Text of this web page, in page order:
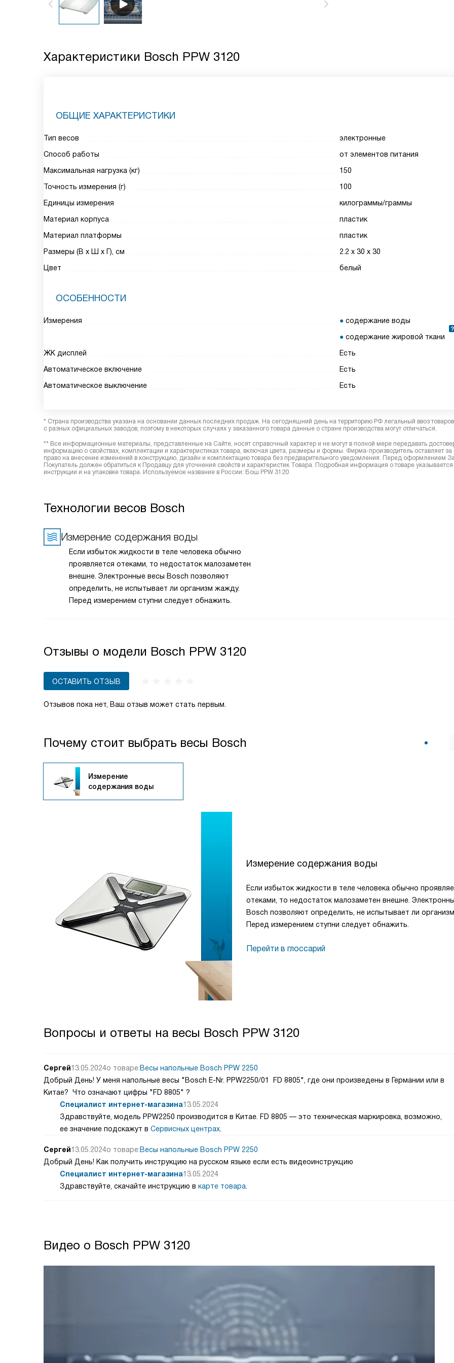
Характеристики Bosch PPW 3120
ОБЩИЕ ХАРАКТЕРИСТИКИ
Тип весов
электронные
Способ работы
от элементов питания
Максимальная нагрузка (кг)
150
Точность измерения (г)
100
Единицы измерения
килограммы/граммы
Материал корпуса
пластик
Материал платформы
пластик
Размеры (В х Ш х Г), см
2.2 x 30 x 30
Цвет
белый
ОСОБЕННОСТИ
Измерения
содержание воды
содержание жировой ткани
ЖК дисплей
Есть
Автоматическое включение
Есть
Автоматическое выключение
Есть
* Страна производства указана на основании данных последних продаж. На сегодняшний день на территорию РФ легальный ввоз
с разных официальных заводов, поэтому в некоторых случаях у заказанного товара данные о стране производства могут отличаться.
** Все информационные материалы, представленные на Сайте, носят справочный характер и не могут в полной мере передавать
информацию о свойствах, комплектации и характеристиках товара, включая цвета, размеры и формы. Фирма-производитель оставляет за
право на внесение изменений в конструкцию, дизайн и комплектацию товара без предварительного уведомления. Перед оформлением
Покупатель должен обратиться к Продавцу для уточнения свойств и характеристик Товара. Подробная информация о товаре указывается
инструкции и на упаковке товара. Используемое название в России: Бош PPW 3120
Технологии весов Bosch
Измерение содержания воды
Если избыток жидкости в теле человека обычно
проявляется отеками, то недостаток малозаметен
внешне. Электронные весы Bosch позволяют
определить, не испытывает ли организм жажду.
Перед измерением ступни следует обнажить.
Отзывы о модели Bosch PPW 3120
ОСТАВИТЬ ОТЗЫВ
Отзывов пока нет, Ваш отзыв может стать первым.
Почему стоит выбрать весы Bosch
Измерение
содержания воды
Измерение содержания воды
Если избыток жидкости в теле человека обычно
отеками, то недостаток малозаметен внешне.
Bosch позволяют определить, не испытывает ли
Перед измерением ступни следует обнажить.
Перейти в глоссарий
Вопросы и ответы на весы Bosch PPW 3120
Сергей13.05.2024о товаре:Весы напольные Bosch PPW 2250
Добрый День! У меня напольные весы "Bosch E-Nr. PPW2250/01 FD 8805", где они произведены в Германии или в
Китае? Что означают цифры "FD 8805" ?
Специалист интернет-магазина13.05.2024
Здравствуйте, модель PPW2250 производится в Китае. FD 8805 — это техническая маркировка, возможно,
ее значение подскажут в Сервисных центрах
Сергей13.05.2024о товаре:Весы напольные Bosch PPW 2250
Добрый День! Как получить инструкцию на русском языке если есть видеоинструкцию
Специалист интернет-магазина13.05.2024
Здравствуйте, скачайте инструкцию в карте товара
Видео о Bosch PPW 3120